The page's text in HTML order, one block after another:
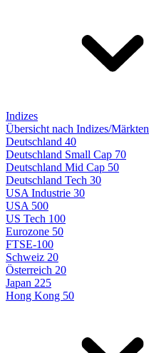
Indizes
Übersicht nach Indizes/Märkten
Deutschland 40
Deutschland Small Cap 70
Deutschland Mid Cap 50
Deutschland Tech 30
USA Industrie 30
USA 500
US Tech 100
Eurozone 50
FTSE-100
Schweiz 20
Österreich 20
Japan 225
Hong Kong 50